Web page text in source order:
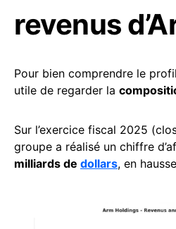
revenus
Pour bien comprendre le
utile de regarder la
Sur l’exercice fiscal 2025
groupe a réalisé un chiffre
milliards de dollars, en